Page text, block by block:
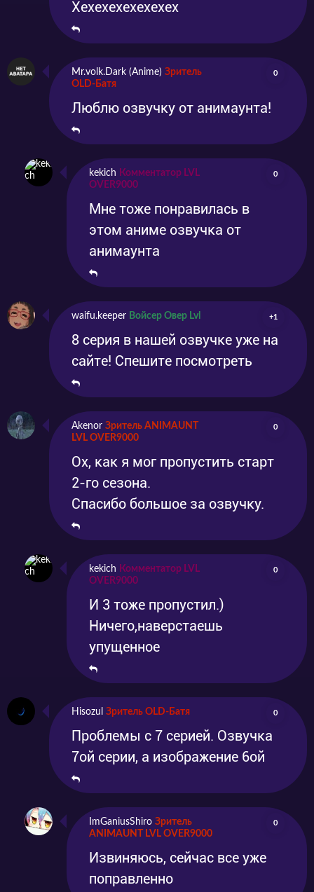
Хехехехехехехех
Mr.volk.Dark (Anime) Зритель
OLD-Батя
0
Люблю озвучку от анимаунта!
kekich Комментатор LVL
OVER9000
0
Мне тоже понравилась в
этом аниме озвучка от
анимаунта
waifu.keeper Войсер Овер Lvl +1
8 серия в нашей озвучке уже на
сайте! Спешите посмотреть
Akenor Зритель ANIMAUNT
LVL OVER9000
0
Ох, как я мог пропустить старт
2-го сезона.
Спасибо большое за озвучку.
kekich Комментатор LVL
OVER9000
0
И 3 тоже пропустил.)
Ничего,наверстаешь
упущенное
Hisozul Зритель OLD-Батя 0
Проблемы с 7 серией. Озвучка
7ой серии, а изображение 6ой
ImGaniusShiro Зритель
ANIMAUNT LVL OVER9000
0
Извиняюсь, сейчас все уже
поправленно